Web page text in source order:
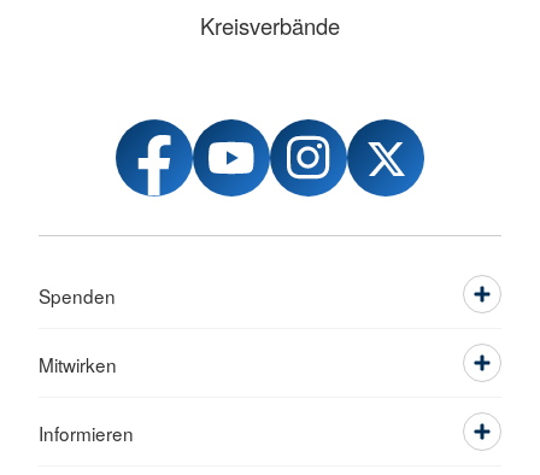
Kreisverbände
Spenden
Mitwirken
Informieren